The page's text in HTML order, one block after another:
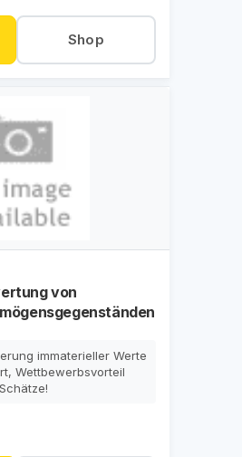
Shop
von
immaterieller Werte
Wettbewerbsvorteil